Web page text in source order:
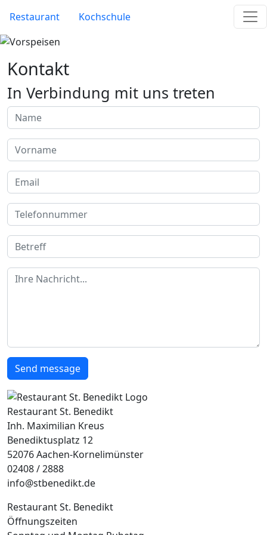
Site Menu
Restaurant Kochschule
Kontakt
In Verbindung mit uns treten
Name
Vorname
Email
Telefonnummer
Betreff
Ihre Nachricht
Send message
Restaurant St. Benedikt
Inh. Maximilian Kreus
Benediktusplatz 12
52076 Aachen-Kornelimünster
02408 / 2888
info@stbenedikt.de
Restaurant St. Benedikt
Öffnungszeiten